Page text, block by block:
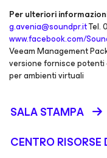
Per ulteriori
g.avenia@soundpr.itTel.
www.facebook.com/
Veeam Management
versione fornisce
per ambienti virtuali
SALA STAMPA
CENTRO